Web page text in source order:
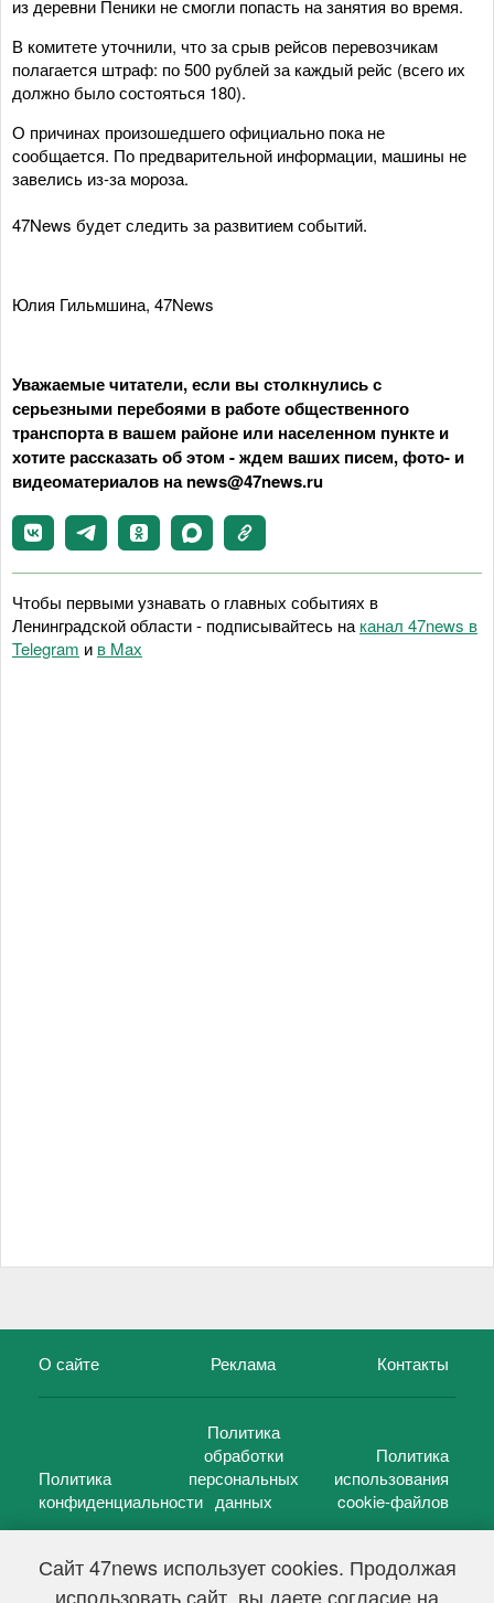
Сайт 47news использует cookies. Продолжая
использовать сайт, вы даете согласие на
из деревни Пеники не смогли попасть на занятия во время.
В комитете уточнили, что за срыв рейсов перевозчикам
полагается штраф: по 500 рублей за каждый рейс (всего их
должно было состояться 180).
О причинах произошедшего официально пока не
сообщается. По предварительной информации, машины не
завелись из-за мороза.
47News будет следить за развитием событий.
Юлия Гильмшина, 47News
Уважаемые читатели, если вы столкнулись с
серьезными перебоями в работе общественного
транспорта в вашем районе или населенном пункте и
хотите рассказать об этом - ждем ваших писем, фото- и
видеоматериалов на news@47news.ru
Чтобы первыми узнавать о главных событиях в
Ленинградской области - подписывайтесь на канал 47news в
Telegram и в Maх
О сайте Реклама Контакты
Политика
конфиденциальности
Политика
обработки
персональных
данных
Политика
использования
cookie-файлов